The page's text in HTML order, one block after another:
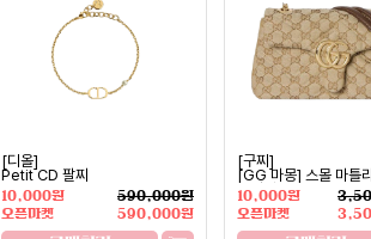
[디올]
Petit CD 팔찌
10,000원
590,000원
오픈마켓
590,000원
[구찌]
[GG 마몽] 스몰 마틀
숄더백
10,000원
오픈마켓